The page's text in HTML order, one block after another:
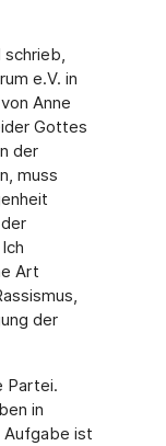
schrieb,
e.V. in
Anne
Gottes
der
muss
Art
der
Partei.
in
Aufgabe ist